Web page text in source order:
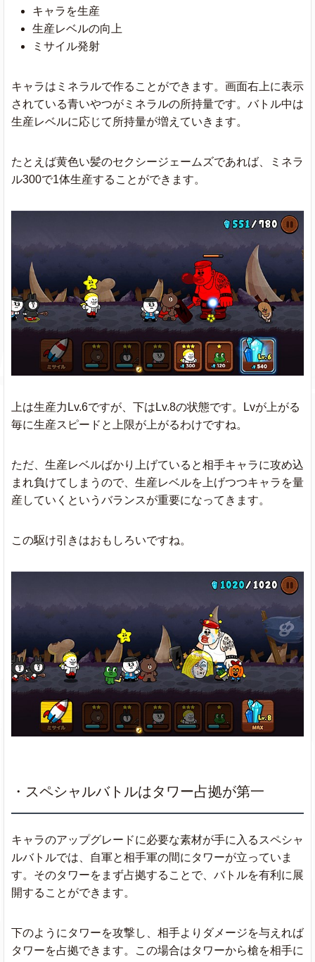
キャラを生産
生産レベルの向上
ミサイル発射
キャラはミネラルで作ることができます。画面右上に表示
されている青いやつがミネラルの所持量です。バトル中は
生産レベルに応じて所持量が増えていきます。
たとえば黄色い髪のセクシージェームズであれば、ミネラ
ル300で1体生産することができます。
上は生産力Lv.6ですが、下はLv.8の状態です。Lvが上がる
毎に生産スピードと上限が上がるわけですね。
ただ、生産レベルばかり上げていると相手キャラに攻め込
まれ負けてしまうので、生産レベルを上げつつキャラを量
産していくというバランスが重要になってきます。
この駆け引きはおもしろいですね。
・スペシャルバトルはタワー占拠が第一
キャラのアップグレードに必要な素材が手に入るスペシャ
ルバトルでは、自軍と相手軍の間にタワーが立っていま
す。そのタワーをまず占拠することで、バトルを有利に展
開することができます。
下のようにタワーを攻撃し、相手よりダメージを与えれば
タワーを占拠できます。この場合はタワーから槍を相手に